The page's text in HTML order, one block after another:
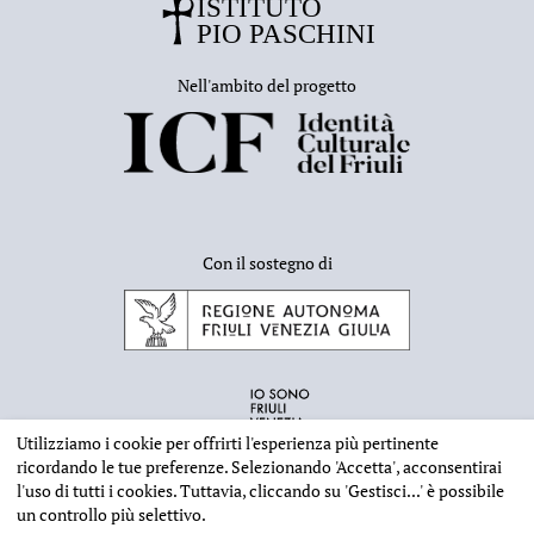
Nell'ambito del progetto
Con il sostegno di
Utilizziamo i cookie per offrirti l'esperienza più pertinente
ricordando le tue preferenze. Selezionando 'Accetta', acconsentirai
l'uso di tutti i cookies. Tuttavia, cliccando su 'Gestisci...'è possibile
un controllo più selettivo.